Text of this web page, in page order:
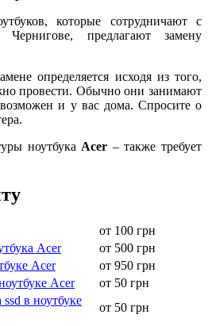
которые сотрудничают с
Чернигове, предлагают замену
определяется исходя из того,
провести. Обычно они занимают
и у вас дома. Спросите о
ноутбука Acer – также требует
от 100 грн
Acer
от 500 грн
Acer
от 950 грн
Acer
от 50 грн
в ноутбуке
от 50 грн